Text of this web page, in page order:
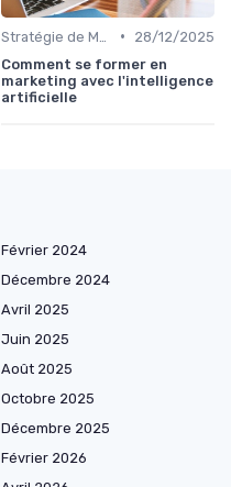
•
28/12/2025
Comment se former en
marketing avec l'intelligence
artificielle
Février 2024
Décembre 2024
Avril 2025
Juin 2025
Août 2025
Octobre 2025
Décembre 2025
Février 2026